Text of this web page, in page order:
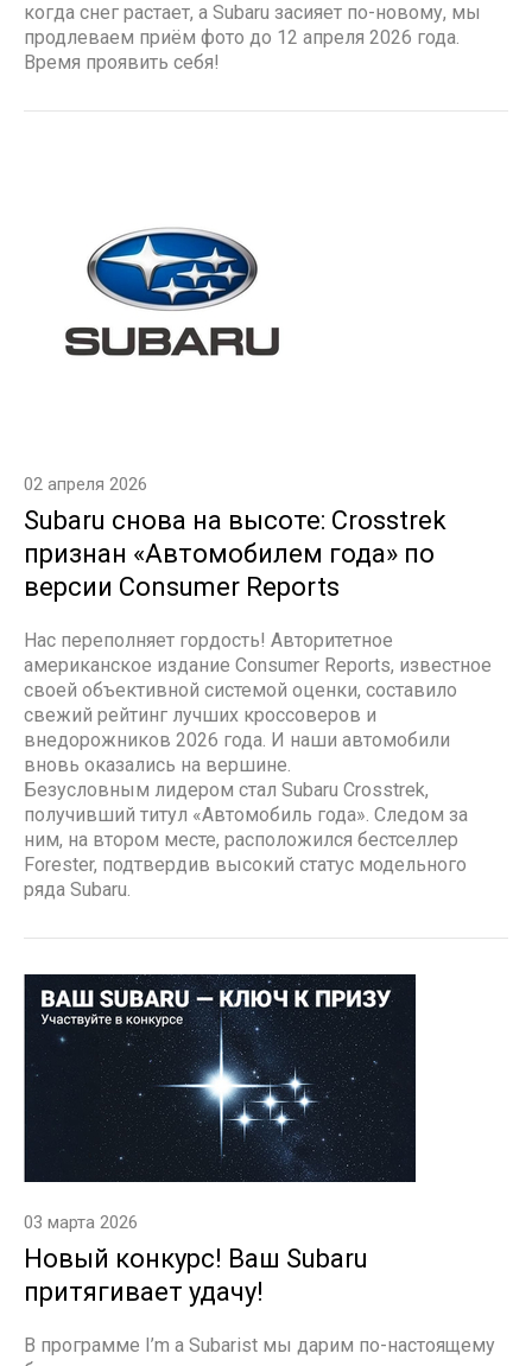
когда снег растает, а Subaru засияет по-новому, мы
продлеваем приём фото до 12 апреля 2026 года.
Время проявить себя!
02 апреля 2026
Subaru снова на высоте: Crosstrek
признан «Автомобилем года» по
версии Consumer Reports
Нас переполняет гордость! Авторитетное
американское издание Consumer Reports, известное
своей объективной системой оценки, составило
свежий рейтинг лучших кроссоверов и
внедорожников 2026 года. И наши автомобили
вновь оказались на вершине.
Безусловным лидером стал Subaru Crosstrek,
получивший титул «Автомобиль года». Следом за
ним, на втором месте, расположился бестселлер
Forester, подтвердив высокий статус модельного
ряда Subaru.
03 марта 2026
Новый конкурс! Ваш Subaru
притягивает удачу!
В программе I’m a Subarist мы дарим по-настоящему